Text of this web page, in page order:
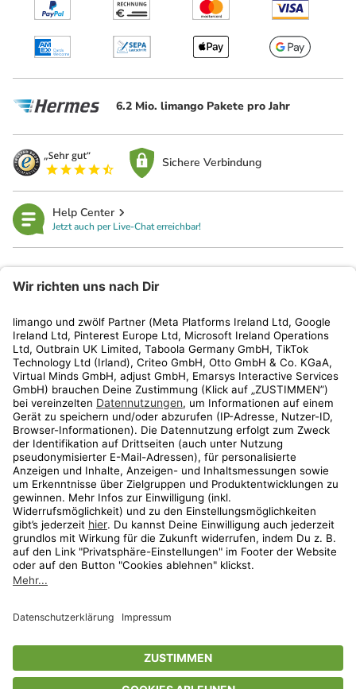
6.2 Mio. limango Pakete pro Jahr
Sichere Verbindung
Help Center
Jetzt auch per Live-Chat erreichbar!
Kundenservice
Shop
Aktionen
Travel
* Streichpreise entsprechen der unverbindlichen Preisempfehlung des